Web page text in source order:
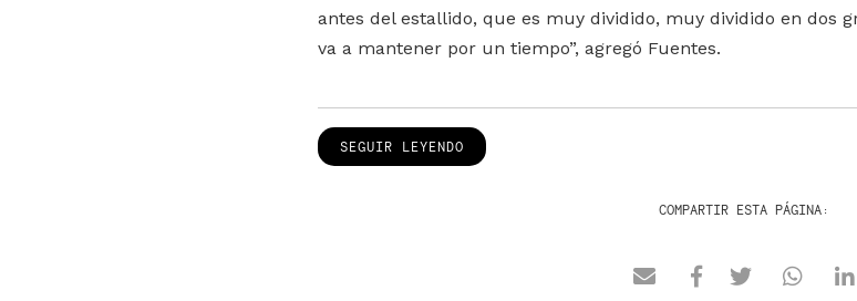
antes del estallido, que es muy dividido, muy dividido en dos
va a mantener por un tiempo”, agregó Fuentes.
SEGUIR LEYENDO
COMPARTIR ESTA PÁGINA: